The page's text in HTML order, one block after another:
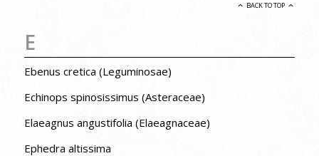
BACK TO TOP
E
Ebenus cretica (Leguminosae)
Echinops spinosissimus (Asteraceae)
Elaeagnus angustifolia (Elaeagnaceae)
Ephedra altissima